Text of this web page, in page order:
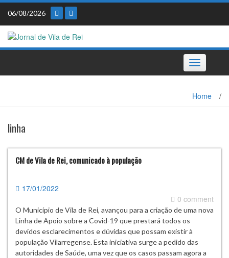
Skip
content
06/08/2026
Toggle
navigation
Home /
linha
CM de Vila de Rei, comunicado à população
17/01/2022
0 comment
O Município de Vila de Rei, avançou para a criação de uma nova
Linha de Apoio sobre a Covid-19 que prestará todos os
devidos esclarecimentos e dúvidas que possam existir à
população Vilarregense. Esta iniciativa surge a pedido das
autoridades de Saúde, uma vez que os casos passam agora a